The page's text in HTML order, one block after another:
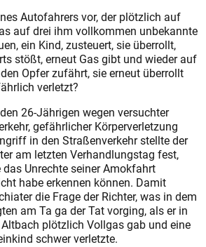
Autofahrers vor, der plötzlich auf
auf drei ihm vollkommen unbekannte
ein Kind, zusteuert, sie überrollt,
stößt, erneut Gas gibt und wieder auf
Opfer zufährt, sie erneut überrollt
verletzt?
26-Jährigen wegen versuchter
gefährlicher Körperverletzung
in den Straßenverkehr stellte der
am letzten Verhandlungstag fest,
Unrechte seiner Amokfahrt
habe erkennen können. Damit
die Frage der Richter, was in dem
am Ta ga der Tat vorging, als er in
plötzlich Vollgas gab und eine
schwer verletzte.